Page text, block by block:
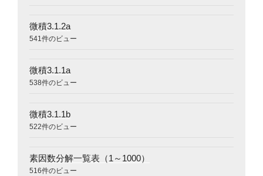
微積3.1.2a
541件のビュー
微積3.1.1a
538件のビュー
微積3.1.1b
522件のビュー
素因数分解一覧表（1～1000）
516件のビュー